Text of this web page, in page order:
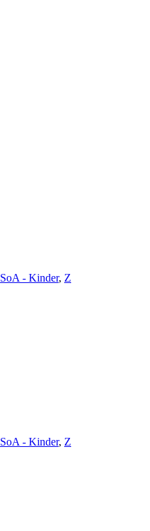
SoA - Kinder, Z
SoA - Kinder, Z